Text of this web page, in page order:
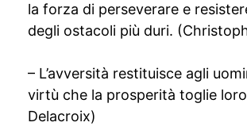
la forza di perseverare e
degli ostacoli più duri.
– L’avversità restituisce agli
virtù che la prosperità toglie
Delacroix)